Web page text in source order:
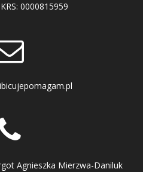
0000815959
Agnieszka Mierzwa-Daniluk